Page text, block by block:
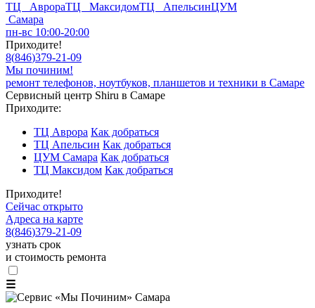
ТЦ АврораТЦ МаксидомТЦ АпельсинЦУМ
Самара
пн-вс 10:00-20:00
Приходите!
8(846)379-21-09
Мы починим!
ремонт телефонов, ноутбуков, планшетов и техники в Самаре
Сервисный центр Shiru в Самаре
Приходите:
ТЦ Аврора Как добраться
ТЦ Апельсин Как добраться
ЦУМ Самара Как добраться
ТЦ Максидом Как добраться
Приходите!
Сейчас открыто
Адреса на карте
8(846)379-21-09
узнать срок
и стоимость ремонта
☰